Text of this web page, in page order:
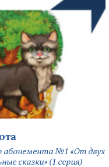
абонемента №1 «От двух
сказки» (1 серия)